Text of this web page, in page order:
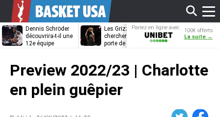
Dennis Schröder
découvrira-t-il une
12e équipe
Les Grizzlies
cherchent déjà une
porte de sortie
Dwane Casey
bientôt coach
Pariez en ligne avec
Unibet
100€ offerts
La suite →
Preview 2022/23 | Charlotte
en plein guêpier
Facebook